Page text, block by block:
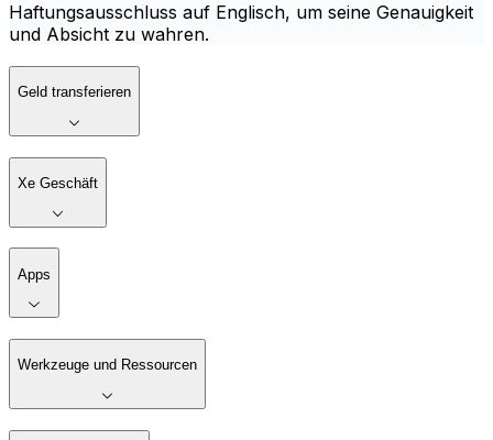
Haftungsausschluss auf Englisch, um seine Genauigkeit
und Absicht zu wahren.
Geld transferieren
Xe Geschäft
Apps
Werkzeuge und Ressourcen